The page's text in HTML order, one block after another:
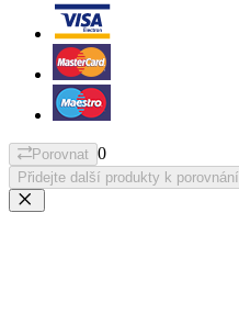
Porovnat 0
Přidejte další produkty k porovnání